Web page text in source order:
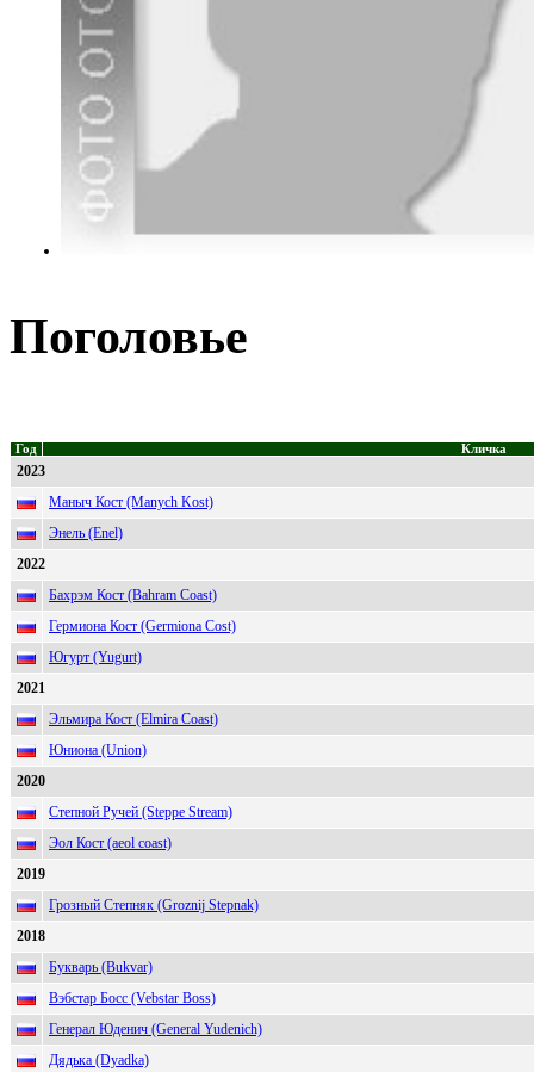
Поголовье
Год Кличка
2023
Маныч Кост (Manych Kost)
Энель (Enel)
2022
Бахрэм Кост (Bahram Coast)
Гермиона Кост (Germiona Cost)
Югурт (Yugurt)
2021
Эльмира Кост (Elmira Coast)
Юниона (Union)
2020
Степной Ручей (Steppe Stream)
Эол Кост (aeol coast)
2019
Грозный Степняк (Groznij Stepnak)
2018
Букварь (Bukvar)
Вэбстар Босс (Vebstar Boss)
Генерал Юденич (General Yudenich)
Дядька (Dyadka)